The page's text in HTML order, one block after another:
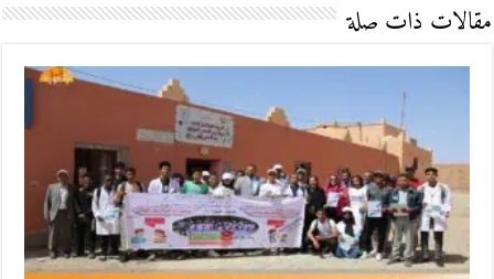
مقالات ذات صلة